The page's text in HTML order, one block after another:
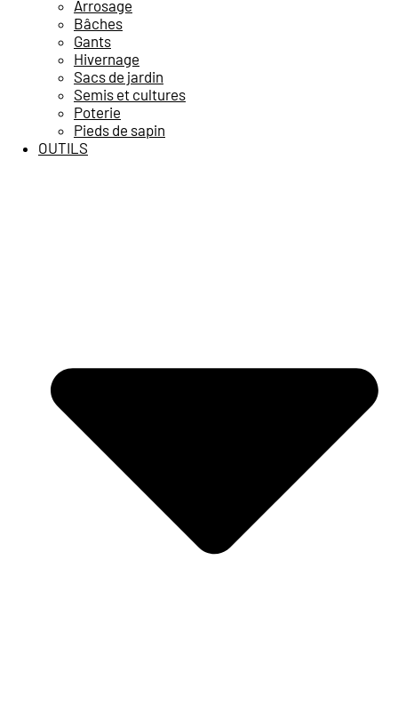
Arrosage
Bâches
Gants
Hivernage
Sacs de jardin
Semis et cultures
Poterie
Pieds de sapin
OUTILS